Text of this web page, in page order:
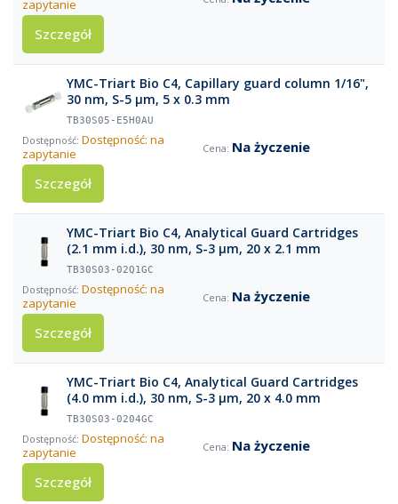
zapytanie
Szczegół
YMC-Triart Bio C4, Capillary guard column 1/16",
30 nm, S-5 µm, 5 x 0.3 mm
TB30S05-E5H0AU
Dostępność: na
zapytanie
Na życzenie
Szczegół
YMC-Triart Bio C4, Analytical Guard Cartridges
(2.1 mm i.d.), 30 nm, S-3 µm, 20 x 2.1 mm
TB30S03-02Q1GC
Dostępność: na
zapytanie
Na życzenie
Szczegół
YMC-Triart Bio C4, Analytical Guard Cartridges
(4.0 mm i.d.), 30 nm, S-3 µm, 20 x 4.0 mm
TB30S03-0204GC
Dostępność: na
zapytanie
Na życzenie
Szczegół